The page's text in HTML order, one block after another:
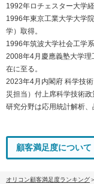
1992年ロチェスター大学
1996年東京工業大学大学
学）取得。
1996年筑波大学社会工学
2008年4月慶應義塾大学
在に至る。
2023年4月内閣府 科学技
災担当）付上席科学技術政
研究分野は応用統計解析、
顧客満足度について
オリコン顧客満足度ランキング